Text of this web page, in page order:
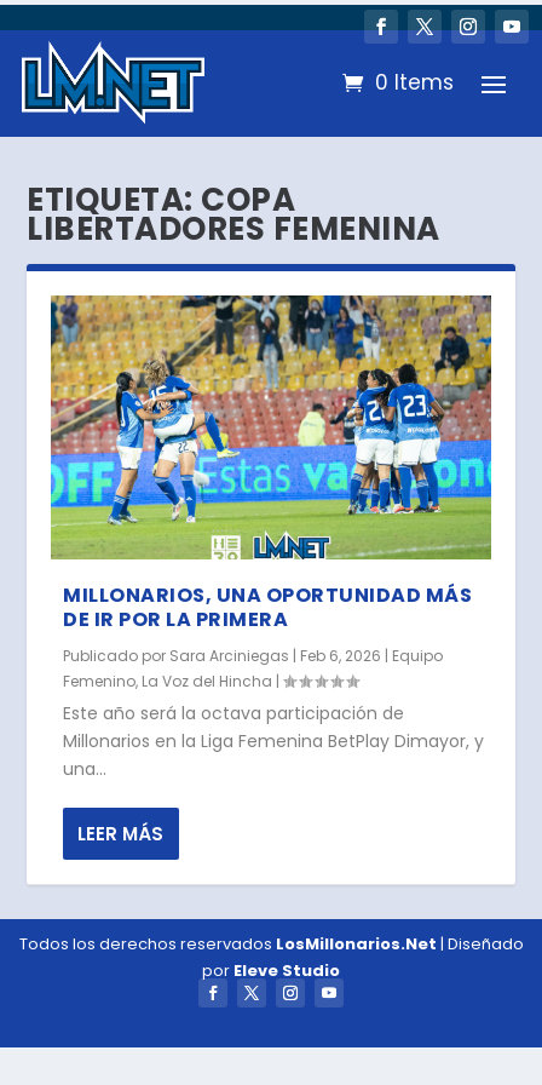
0 Items
ETIQUETA: COPA
LIBERTADORES FEMENINA
MILLONARIOS, UNA OPORTUNIDAD MÁS
DE IR POR LA PRIMERA
Publicado por Sara Arciniegas | Feb 6, 2026 | Equipo
Femenino, La Voz del Hincha |
Este año será la octava participación de
Millonarios en la Liga Femenina BetPlay Dimayor, y
una...
LEER MÁS
Todos los derechos reservados LosMillonarios.Net | Diseñado
por Eleve Studio